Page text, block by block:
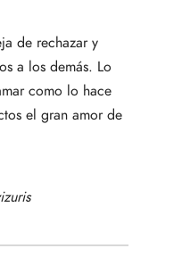
de rechazar y
a los demás. Lo
como lo hace
el gran amor de